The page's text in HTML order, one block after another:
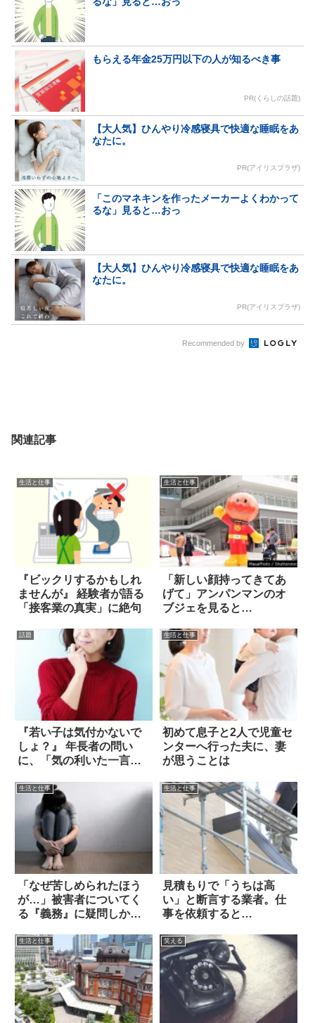
もらえる年金25万円以下の人が知るべき事
PR(くらしの話題)
【大人気】ひんやり冷感寝具で快適な睡眠をあ
なたに。
PR(アイリスプラザ)
「このマネキンを作ったメーカーよくわかって
るな」見ると…おっ
【大人気】ひんやり冷感寝具で快適な睡眠をあ
なたに。
PR(アイリスプラザ)
Recommended by
関連記事
生活と仕事
『ビックリするかもしれ
ませんが』 経験者が語る
「接客業の真実」に絶句
生活と仕事
「新しい顔持ってきてあ
げて」アンパンマンのオ
ブジェを見ると…
話題
『若い子は気付かないで
しょ？』 年長者の問い
に、「気の利いた一言」
生活と仕事
初めて息子と2人で児童セ
ンターへ行った夫に、妻
が思うことは
生活と仕事
「なぜ苦しめられたほう
が…」被害者についてく
る『義務』に疑問しかな
生活と仕事
見積もりで「うちは高
い」と断言する業者。仕
事を依頼すると…
生活と仕事 笑える